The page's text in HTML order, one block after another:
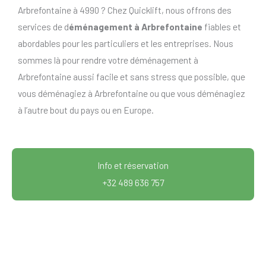
Arbrefontaine à 4990 ? Chez Quicklift, nous offrons des
services de déménagement à Arbrefontaine fiables et
abordables pour les particuliers et les entreprises. Nous
sommes là pour rendre votre déménagement à
Arbrefontaine aussi facile et sans stress que possible, que
vous déménagiez à Arbrefontaine ou que vous déménagiez
à l’autre bout du pays ou en Europe.
Info et réservation
+32 489 636 757